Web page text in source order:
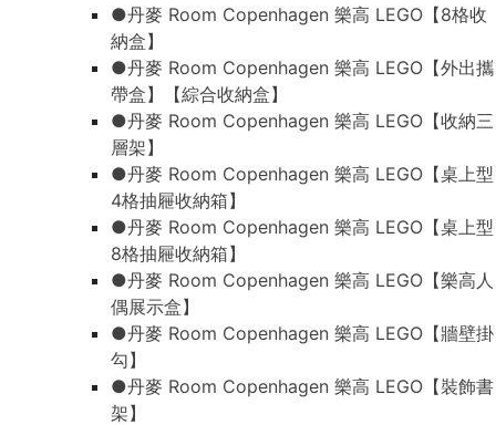
●丹麥 Room Copenhagen 樂高 LEGO【8格收
納盒】
●丹麥 Room Copenhagen 樂高 LEGO【外出攜
帶盒】【綜合收納盒】
●丹麥 Room Copenhagen 樂高 LEGO【收納三
層架】
●丹麥 Room Copenhagen 樂高 LEGO【桌上型
4格抽屜收納箱】
●丹麥 Room Copenhagen 樂高 LEGO【桌上型
8格抽屜收納箱】
●丹麥 Room Copenhagen 樂高 LEGO【樂高人
偶展示盒】
●丹麥 Room Copenhagen 樂高 LEGO【牆壁掛
勾】
●丹麥 Room Copenhagen 樂高 LEGO【裝飾書
架】